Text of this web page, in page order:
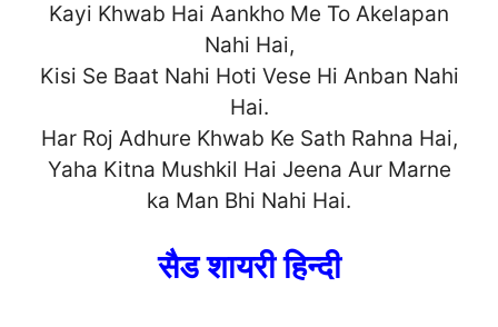
Kayi Khwab Hai Aankho Me To Akelapan
Nahi Hai,
Kisi Se Baat Nahi Hoti Vese Hi Anban Nahi
Hai.
Har Roj Adhure Khwab Ke Sath Rahna Hai,
Yaha Kitna Mushkil Hai Jeena Aur Marne
ka Man Bhi Nahi Hai.
सैड शायरी हिन्दी